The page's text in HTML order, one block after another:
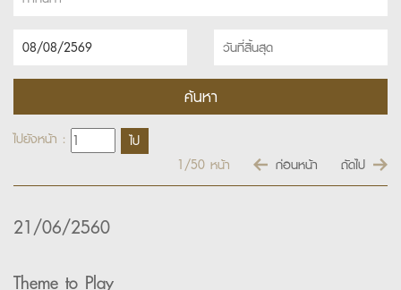
ไปยังหน้า :
1/50 หน้า ก่อนหน้า ถัดไป
21/06/2560
Theme to Play